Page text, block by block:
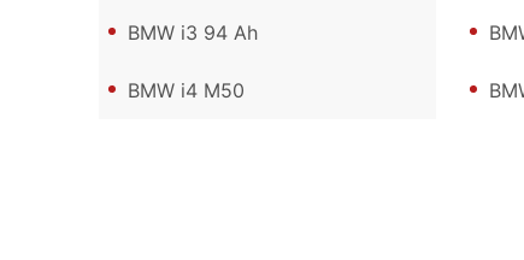
BMW i3 94 Ah
BMW i4 M50